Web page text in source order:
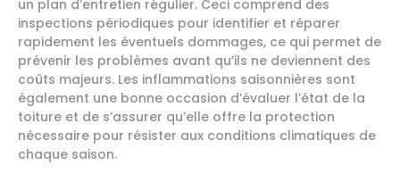
un plan d’entretien régulier. Ceci comprend des
inspections périodiques pour identifier et réparer
rapidement les éventuels dommages, ce qui permet de
prévenir les problèmes avant qu’ils ne deviennent des
coûts majeurs. Les inflammations saisonnières sont
également une bonne occasion d’évaluer l’état de la
toiture et de s’assurer qu’elle offre la protection
nécessaire pour résister aux conditions climatiques de
chaque saison.